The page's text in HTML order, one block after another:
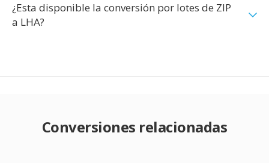
¿Esta disponible la conversión por lotes de ZIP
a LHA?
Conversiones relacionadas